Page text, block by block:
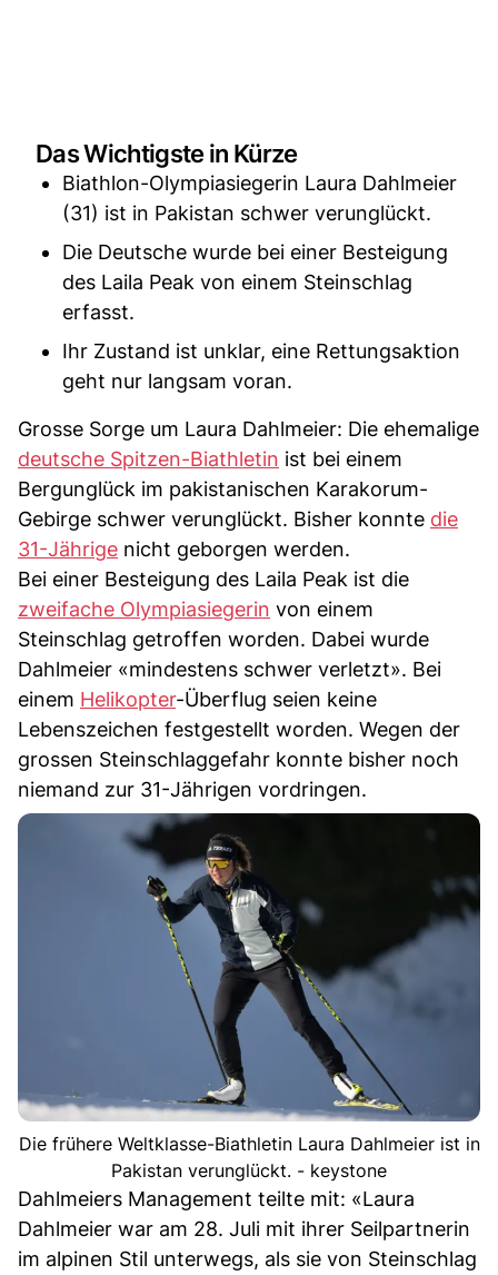
Das Wichtigste in Kürze
Biathlon-Olympiasiegerin Laura Dahlmeier
(31) ist in Pakistan schwer verunglückt.
Die Deutsche wurde bei einer Besteigung
des Laila Peak von einem Steinschlag
erfasst.
Ihr Zustand ist unklar, eine Rettungsaktion
geht nur langsam voran.
Grosse Sorge um Laura Dahlmeier: Die ehemalige
deutsche Spitzen-Biathletin ist bei einem
Bergunglück im pakistanischen Karakorum-
Gebirge schwer verunglückt. Bisher konnte die
31-Jährige nicht geborgen werden.
Bei einer Besteigung des Laila Peak ist die
zweifache Olympiasiegerin von einem
Steinschlag getroffen worden. Dabei wurde
Dahlmeier «mindestens schwer verletzt». Bei
einem Helikopter-Überflug seien keine
Lebenszeichen festgestellt worden. Wegen der
grossen Steinschlaggefahr konnte bisher noch
niemand zur 31-Jährigen vordringen.
Die frühere Weltklasse-Biathletin Laura Dahlmeier ist in
Pakistan verunglückt. - keystone
Dahlmeiers Management teilte mit: «Laura
Dahlmeier war am 28. Juli mit ihrer Seilpartnerin
im alpinen Stil unterwegs, als sie von Steinschlag